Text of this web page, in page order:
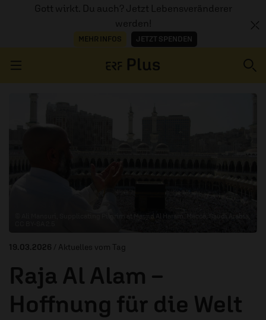
Gott wirkt. Du auch? Jetzt Lebensveränderer
werden!
MEHR INFOS JETZT SPENDEN
© Ali Mansuri, Supplicating Pilgrim at Masjid Al Haram. Mecca, Saudi Arabia,
19.03.2026 / Aktuelles vom Tag
Raja Al Alam –
Hoffnung für die Welt